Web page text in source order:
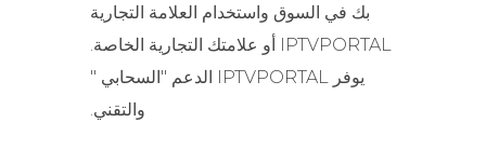
بك في السوق واستخدام العلامة التجارية
IPTVPORTAL أو علامتك التجارية الخاصة.
يوفر IPTVPORTAL الدعم "السحابي "
والتقني.